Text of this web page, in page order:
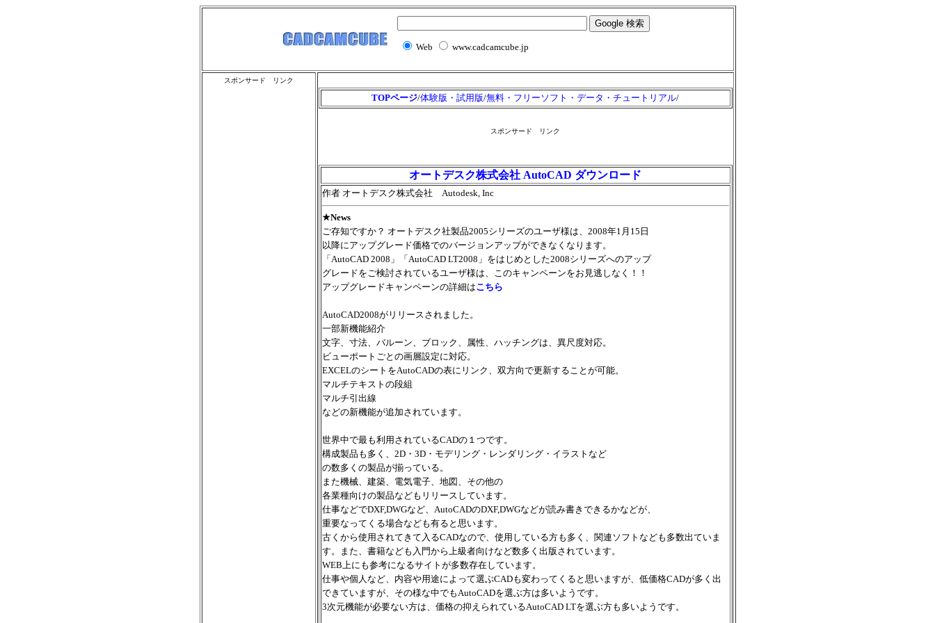
Web www.cadcamcube.jp
スポンサード リンク
TOPページ/体験版・試用版/無料・フリーソフト・データ・チュートリアル/
スポンサード リンク
オートデスク株式会社 AutoCAD ダウンロード
作者 オートデスク株式会社 Autodesk, Inc
★News
ご存知ですか？ オートデスク社製品2005シリーズのユーザ様は、2008年1月15日
以降にアップグレード価格でのバージョンアップができなくなります。
「AutoCAD 2008」「AutoCAD LT2008」をはじめとした2008シリーズへのアップ
グレードをご検討されているユーザ様は、このキャンペーンをお見逃しなく！！
アップグレードキャンペーンの詳細はこちら
AutoCAD2008がリリースされました。
一部新機能紹介
文字、寸法、バルーン、ブロック、属性、ハッチングは、異尺度対応。
ビューポートごとの画層設定に対応。
EXCELのシートをAutoCADの表にリンク、双方向で更新することが可能。
マルチテキストの段組
マルチ引出線
などの新機能が追加されています。
世界中で最も利用されているCADの１つです。
構成製品も多く、2D・3D・モデリング・レンダリング・イラストなど
の数多くの製品が揃っている。
また機械、建築、電気電子、地図、その他の
各業種向けの製品などもリリースしています。
仕事などでDXF,DWGなど、 AutoCADのDXF,DWGなどが読み書きできるかなどが、
重要なってくる場合なども有ると思います。
古くから使用されてきて入るCADなので、使用している方も多く、関連ソフトなども多数出ていま
す。また、書籍なども入門から上級者向けなど数多く出版されています。
WEB上にも参考になるサイトが多数存在しています。
仕事や個人など、内容や用途によって選ぶCADも変わってくると思いますが、低価格CADが多く出
できていますが、 その様な中でもAutoCADを選ぶ方は多いようです。
3次元機能が必要ない方は、価格の抑えられているAutoCAD LTを選ぶ方も多いようです。